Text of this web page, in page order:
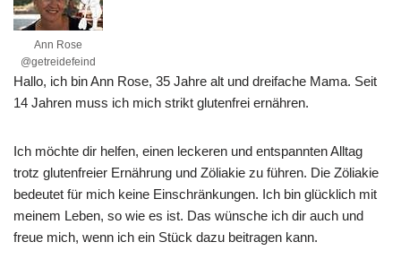
Ann Rose
@getreidefeind
Hallo, ich bin Ann Rose, 35 Jahre alt und dreifache Mama. Seit
14 Jahren muss ich mich strikt glutenfrei ernähren.
Ich möchte dir helfen, einen leckeren und entspannten Alltag
trotz glutenfreier Ernährung und Zöliakie zu führen. Die Zöliakie
bedeutet für mich keine Einschränkungen. Ich bin glücklich mit
meinem Leben, so wie es ist. Das wünsche ich dir auch und
freue mich, wenn ich ein Stück dazu beitragen kann.